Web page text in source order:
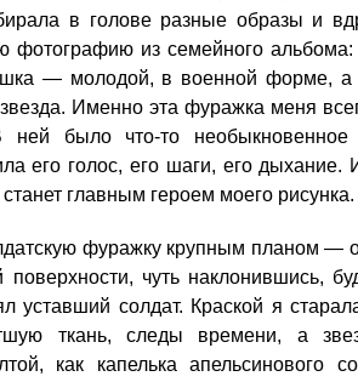
в голове разные образы и
фотографию из семейного альбома:
— молодой, в военной форме, а
Именно эта фуражка меня
ней было что-то
его голос, его шаги, его дыхание.
главным героем моего рисунка.
фуражку крупным планом —
поверхности, чуть наклонившись,
уставший солдат. Краской я
ткань, следы времени, а
как капелька апельсинового